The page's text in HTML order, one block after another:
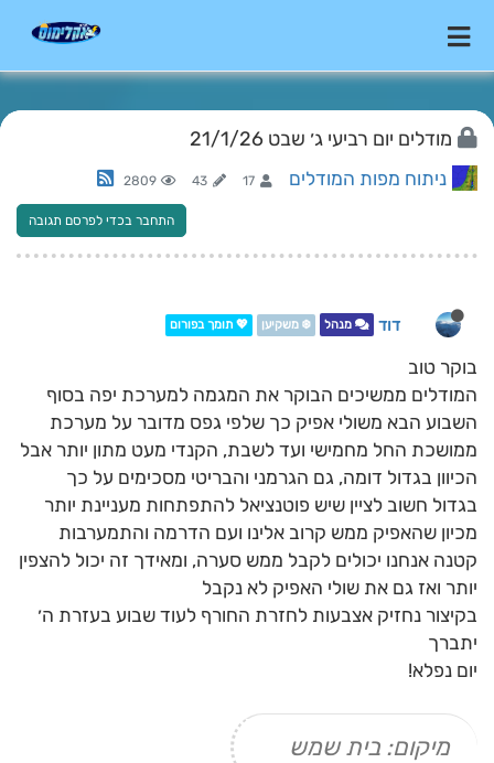
מודלים יום רביעי ג׳ שבט 21/1/26
ניתוח מפות המודלים 17
43
2809
התחבר בכדי לפרסם תגובה
דוד מנהל ❄️ משקיען 💖 תומך בפורום
בוקר טוב
המודלים ממשיכים הבוקר את המגמה למערכת יפה בסוף
השבוע הבא משולי אפיק כך שלפי גפס מדובר על מערכת
ממושכת החל מחמישי ועד לשבת, הקנדי מעט מתון יותר אבל
הכיוון בגדול דומה, גם הגרמני והבריטי מסכימים על כך
בגדול חשוב לציין שיש פוטנציאל להתפתחות מעניינת יותר
מכיון שהאפיק ממש קרוב אלינו ועם הדרמה והתמערבות
קטנה אנחנו יכולים לקבל ממש סערה, ומאידך זה יכול להצפין
יותר ואז גם את שולי האפיק לא נקבל
בקיצור נחזיק אצבעות לחזרת החורף לעוד שבוע בעזרת ה׳
יתברך
יום נפלא!
מיקום: בית שמש